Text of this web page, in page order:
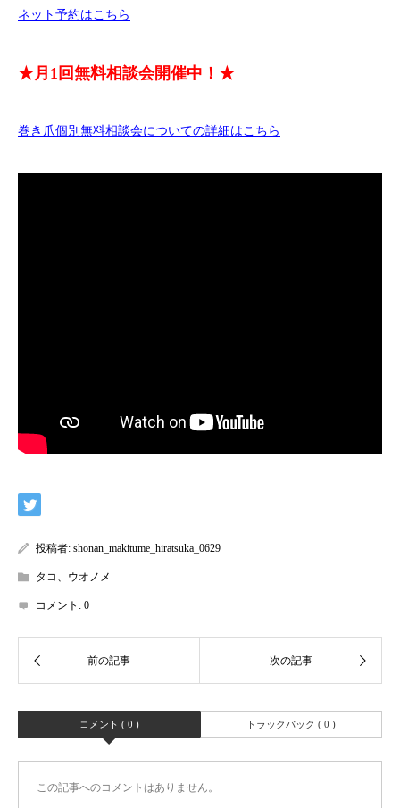
ネット予約はこちら
★月1回無料相談会開催中！★
巻き爪個別無料相談会についての詳細はこちら
投稿者: shonan_makitume_hiratsuka_0629
タコ、ウオノメ
コメント: 0
コメント ( 0 ) トラックバック ( 0 )
この記事へのコメントはありません。